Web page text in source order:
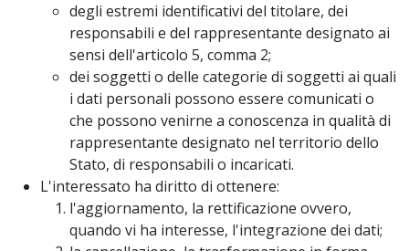
degli estremi identificativi del titolare, dei
responsabili e del rappresentante designato ai
sensi dell'articolo 5, comma 2;
dei soggetti o delle categorie di soggetti ai quali
i dati personali possono essere comunicati o
che possono venirne a conoscenza in qualità di
rappresentante designato nel territorio dello
Stato, di responsabili o incaricati.
L'interessato ha diritto di ottenere:
l'aggiornamento, la rettificazione ovvero,
quando vi ha interesse, l'integrazione dei dati;